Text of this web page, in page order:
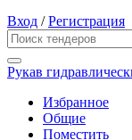
Вход /Регистрация
Рукав
Избранное
Общие
Поместить